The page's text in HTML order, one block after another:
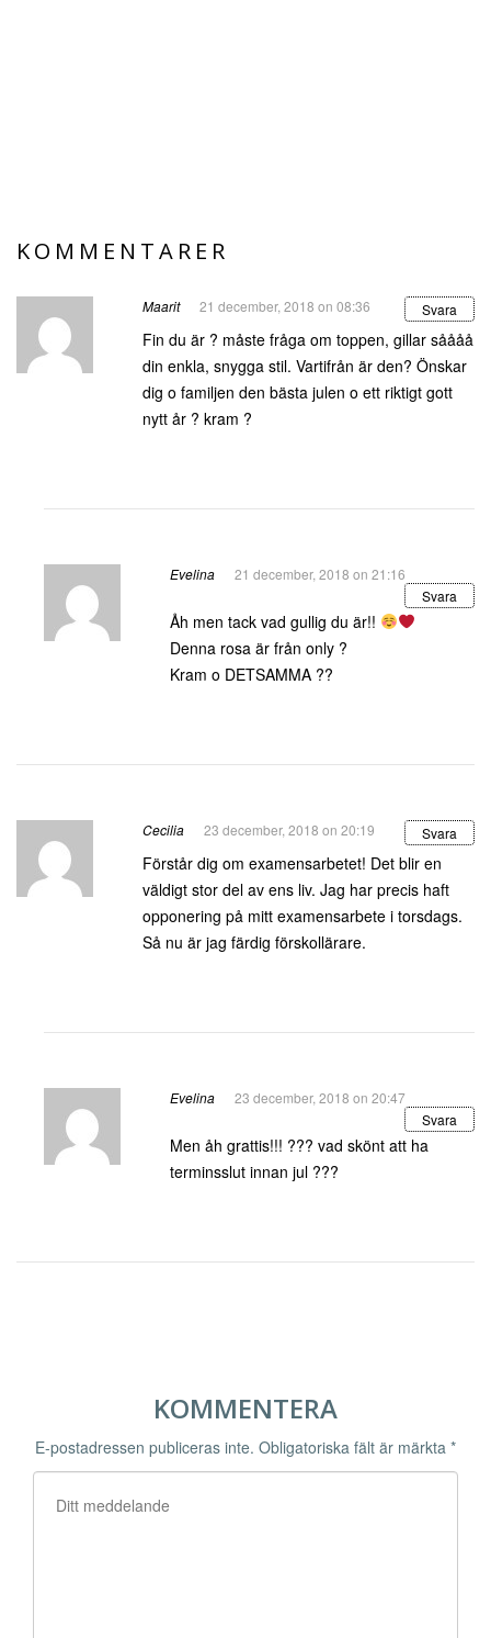
KOMMENTARER
Maarit 21 december, 2018 on 08:36 Svara
Fin du är ? måste fråga om toppen, gillar såååå
din enkla, snygga stil. Vartifrån är den? Önskar
dig o familjen den bästa julen o ett riktigt gott
nytt år ? kram ?
Evelina
21 december, 2018 on 21:16
Svara
Åh men tack vad gullig du är!!
Denna rosa är från only ?
Kram o DETSAMMA ??
Cecilia 23 december, 2018 on 20:19 Svara
Förstår dig om examensarbetet! Det blir en
väldigt stor del av ens liv. Jag har precis haft
opponering på mitt examensarbete i torsdags.
Så nu är jag färdig förskollärare.
Evelina
23 december, 2018 on 20:47
Svara
Men åh grattis!!! ??? vad skönt att ha
terminsslut innan jul ???
KOMMENTERA
E-postadressen publiceras inte. Obligatoriska fält är märkta *